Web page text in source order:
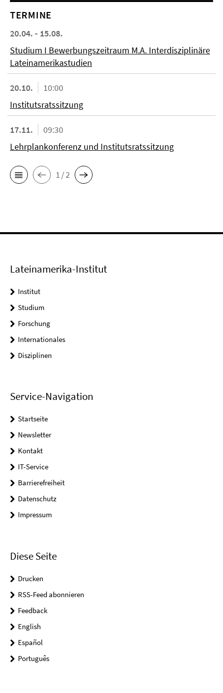
TERMINE
20.04. - 15.08.
Studium I Bewerbungszeitraum M.A. Interdisziplinäre
Lateinamerikastudien
20.10.
10:00
Institutsratssitzung
17.11.
09:30
Lehrplankonferenz und Institutsratssitzung
1 / 2
Lateinamerika-Institut
Institut
Studium
Forschung
Internationales
Disziplinen
Service-Navigation
Startseite
Newsletter
Kontakt
IT-Service
Barrierefreiheit
Datenschutz
Impressum
Diese Seite
Drucken
RSS-Feed abonnieren
Feedback
English
Español
Português